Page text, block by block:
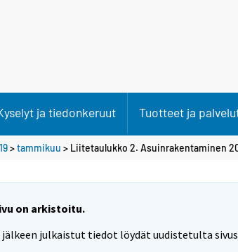
ja tiedonkeruut Tuotteet ja
>tammikuu > Liitetaulukko 2. Asuinrakentaminen
on arkistoitu.
jälkeen julkaistut tiedot löydät uudistetulta